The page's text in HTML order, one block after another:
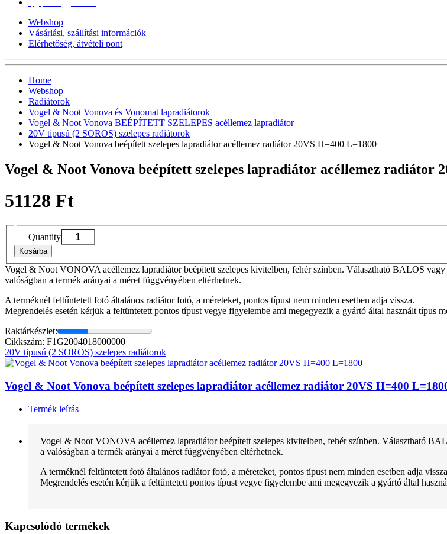
Webshop
Vásárlási, szállítási információk
Elérhetőség, átvételi pont
Home
Webshop
Radiátorok
Vogel & Noot Vonova és Vonomat lapradiátorok
Vogel & Noot Vonova BEÉPÍTETT SZELEPES acéllemez lapradiátor
20V tipusú (2 SOROS) szelepes radiátorok
Vogel & Noot Vonova beépített szelepes lapradiátor acéllemez radiátor 20VS H=400 L=1800
Vogel & Noot Vonova beépített szelepes lapradiátor acéllemez radiátor
51128 Ft
Quantity
Kosárba
Vogel & Noot VONOVA acéllemez lapradiátor beépített szelepes kivitelben, fehér színben. Választható BALOS
valóságban a termék arányai a méret függvényében eltérhetnek.
A terméknél feltűntetett fotó általános radiátor fotó, a méreteket, pontos típust nem minden esetben adja vissza.
Megrendelés esetén kérjük a feltüntetett pontos típust vegye figyelembe ami megegyezik a gyártó által használt típus
Raktárkészlet:
Cikkszám: F1G2004018000000
20V tipusú (2 SOROS) szelepes radiátorok
Vogel & Noot Vonova beépített szelepes lapradiátor acéllemez radiátor 20VS H=400
Termék leírás
Vogel & Noot VONOVA acéllemez lapradiátor beépített szelepes kivitelben, fehér színben. Választható
a valóságban a termék arányai a méret függvényében eltérhetnek.
A terméknél feltűntetett fotó általános radiátor fotó, a méreteket, pontos típust nem minden esetben adja
Megrendelés esetén kérjük a feltüntetett pontos típust vegye figyelembe ami megegyezik a gyártó által
Kapcsolódó termékek